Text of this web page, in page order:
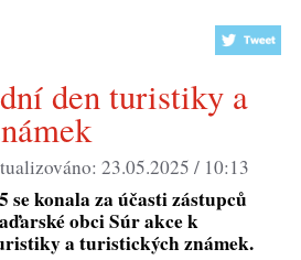
23.05.2025 / 10:13
se konala za účasti zástupců
obci Súr akce k
a turistických známek.